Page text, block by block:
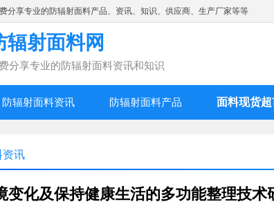
分享专业的防辐射面料产品、资讯、知识、供应商、生产厂家等等
辐射面料网
分享专业的防辐射面料资讯和知识
防辐射面料资讯 防辐射面料产品 面料现货超
资讯
变化及保持健康生活的多功能整理技术